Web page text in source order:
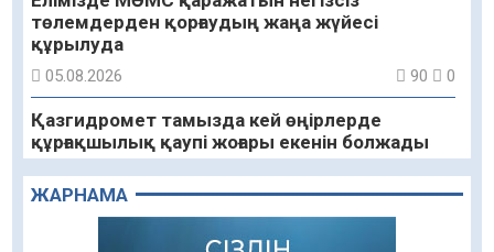
төлемдерден қорғаудың жаңа жүйесі
құрылуда
05.08.2026 90 0
Қазгидромет тамызда кей өңірлерде
құрғақшылық қаупі жоғары екенін болжады
05.08.2026 78 0
Алғашқы цифрлық жасанды интеллект
құралдарының таныстырылымы өтті
ЖАРНАМА